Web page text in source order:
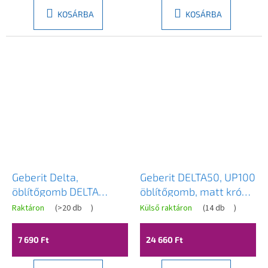
KOSÁRBA KOSÁRBA
Geberit Delta,
öblítőgomb DELTA
ZERO, UP100, fehér,
115.100.11.5
Raktáron (>20 db )
7 690 Ft
Geberit DELTA50, UP100
öblítőgomb, matt króm,
115.119.46.1
Külső raktáron (14 db )
24 660 Ft